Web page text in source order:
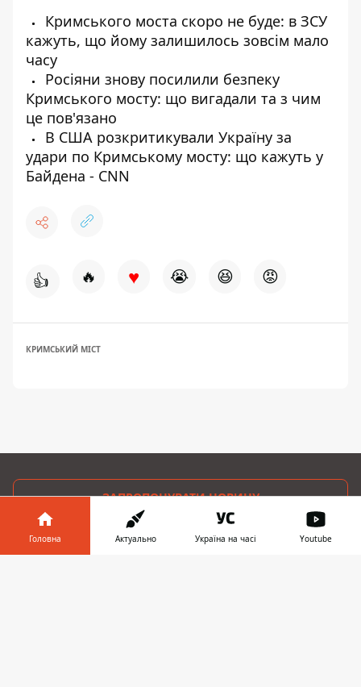
Кримського моста скоро не буде: в ЗСУ
кажуть, що йому залишилось зовсім мало
часу
Росіяни знову посилили безпеку
Кримського мосту: що вигадали та з чим
це пов'язано
В США розкритикували Україну за
удари по Кримському мосту: що кажуть у
Байдена - CNN
👍 🔥 ♥ 😭 😆 😡
КРИМСЬКИЙ МІСТ
ЗАПРОПОНУВАТИ НОВИНУ
СвітГоловна Актуально Україна на часі Youtube